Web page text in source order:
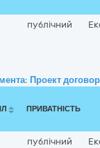
публічний
Проект
ПРИВАТНІСТЬ
публічний